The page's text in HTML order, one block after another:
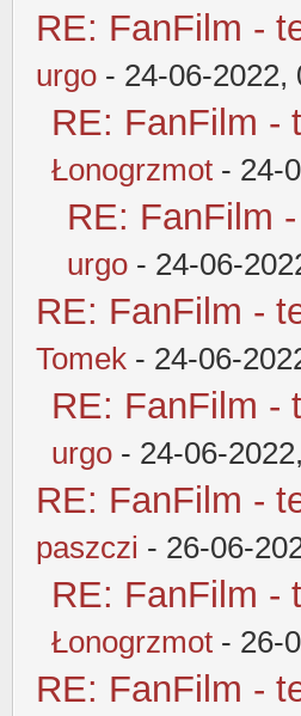
RE: FanFilm -
urgo - 24-06-2022,
RE: FanFilm -
Łonogrzmot - 24-
RE: FanFilm
urgo - 24-06-
RE: FanFilm -
Tomek - 24-06-
RE: FanFilm -
urgo - 24-06-
RE: FanFilm -
paszczi - 26-06-
RE: FanFilm -
Łonogrzmot - 26-
RE: FanFilm -